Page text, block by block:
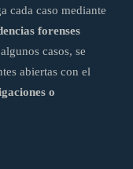
cada caso mediante
forenses
casos, se
abiertas con el
o